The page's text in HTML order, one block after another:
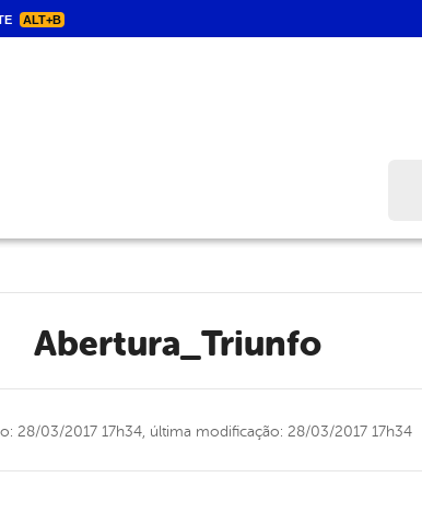
ALT+B
Abertura_Triunfo
28/03/2017 17h34, última modificação: 28/03/2017 17h34